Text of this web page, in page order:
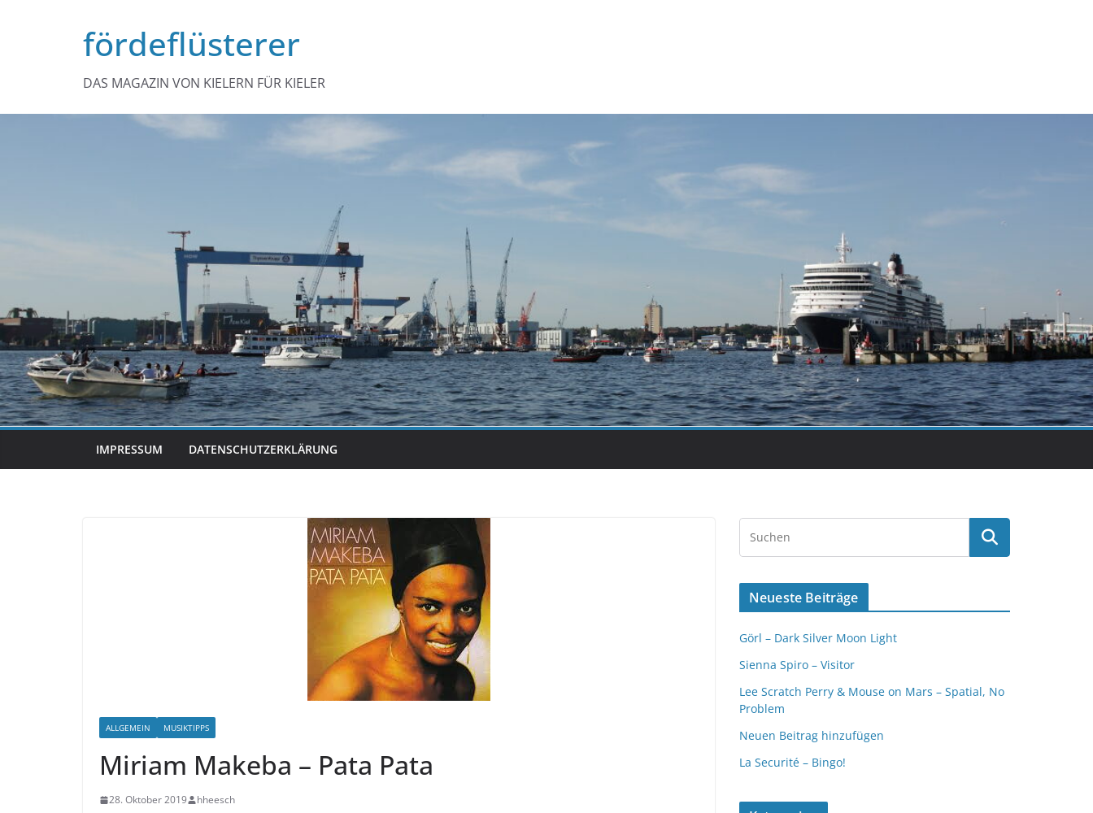
fördeflüsterer
DAS MAGAZIN VON KIELERN FÜR KIELER
IMPRESSUM DATENSCHUTZERKLÄRUNG
ALLGEMEIN MUSIKTIPPS
Miriam Makeba – Pata Pata
28. Oktober 2019 hheesch
Neueste Beiträge
Görl – Dark Silver Moon Light
Sienna Spiro – Visitor
Lee Scratch Perry & Mouse on Mars – Spatial, No
Problem
Neuen Beitrag hinzufügen
La Securité – Bingo!